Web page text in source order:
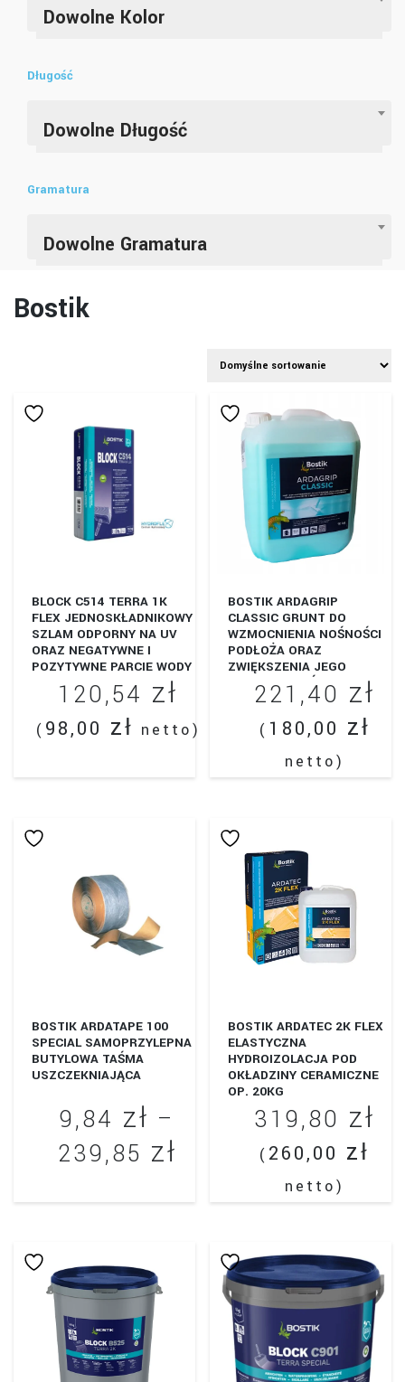
Dowolne Kolor
Długość
Dowolne Długość
Gramatura
Dowolne Gramatura
Bostik
BLOCK C514 TERRA 1K
FLEX JEDNOSKŁADNIKOWY
SZLAM ODPORNY NA UV
ORAZ NEGATYWNE I
POZYTYWNE PARCIE WODY
120,54 zł
( 98,00 zł netto)
BOSTIK ARDAGRIP
CLASSIC GRUNT DO
WZMOCNIENIA NOŚNOŚCI
PODŁOŻA ORAZ
ZWIĘKSZENIA JEGO
PRZYCZEPNOŚCI
221,40 zł
( 180,00 zł
netto)
BOSTIK ARDATAPE 100
SPECIAL SAMOPRZYLEPNA
BUTYLOWA TAŚMA
USZCZEKNIAJĄCA
9,84 zł –
239,85 zł Zakres
od
9,84 zł
239,85 zł
wiele
wariantów.
można
wybrać
BOSTIK ARDATEC 2K FLEX
ELASTYCZNA
HYDROIZOLACJA POD
OKŁADZINY CERAMICZNE
OP. 20KG
319,80 zł
( 260,00 zł
netto)